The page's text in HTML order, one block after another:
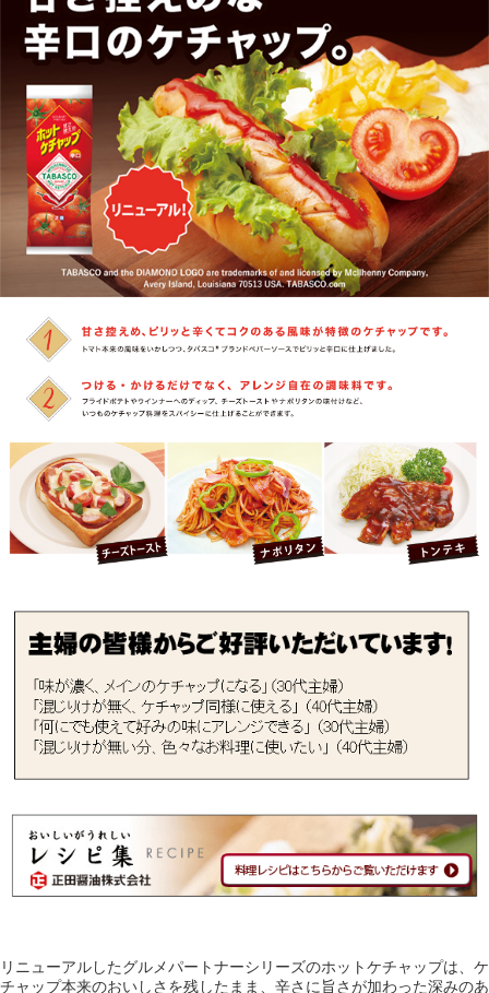
リニューアルしたグルメパートナーシリーズのホットケチャップは、ケ
チャップ本来のおいしさを残したまま、辛さに旨さが加わった深みのあ